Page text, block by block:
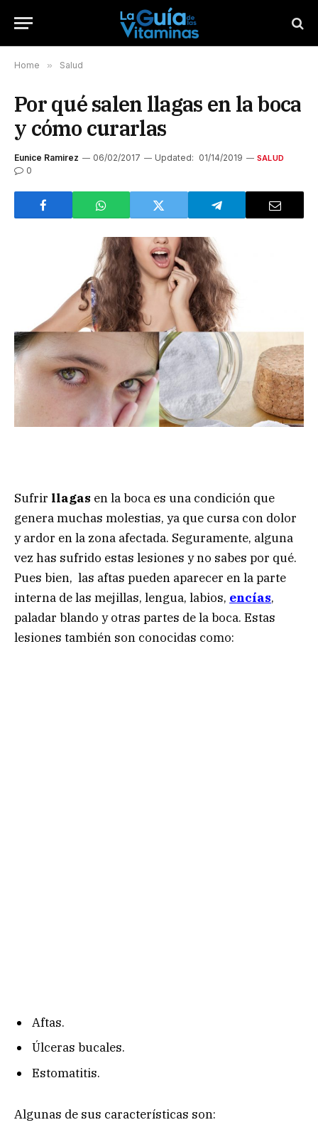
Home » Salud
Por qué salen llagas en la boca
y cómo curarlas
Eunice Ramirez 06/02/2017 Updated: 01/14/2019 SALUD
0
Sufrir llagas en la boca es una condición que
genera muchas molestias, ya que cursa con dolor
y ardor en la zona afectada. Seguramente, alguna
vez has sufrido estas lesiones y no sabes por qué.
Pues bien, las aftas pueden aparecer en la parte
interna de las mejillas, lengua, labios, encías,
paladar blando y otras partes de la boca. Estas
lesiones también son conocidas como:
Aftas.
Úlceras bucales.
Estomatitis.
Algunas de sus características son: